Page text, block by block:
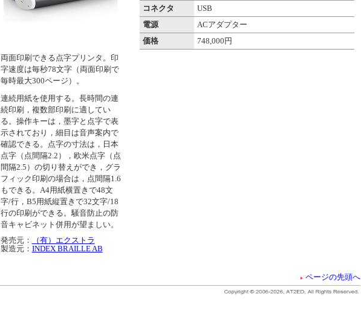
両面印刷できる点字プリンタ。印
字速度は毎秒78文字（両面印刷で
毎時最大300ページ）。
連続用紙を使用する。長時間の連
続印刷，複数部印刷に適してい
る。操作キーは，墨字と点字で表
示されており，細目は音声案内で
確認できる。点字の寸法は，日本
点字（点間隔2.2），欧米点字（点
間隔2.5）の切り替えができ，グラ
フィック印刷の場合は，点間隔1.6
もできる。A4用紙横置きで48文
字/行，B5用紙縦置きで32文字/18
行の印刷ができる。騒音防止の防
音キャビネット併用が望ましい。
発売元：
（有）エクストラ
製造元： INDEX BRAILLE AB
コネクタ
USB
電源
ACアダプター
価格
748,000円
ページの先頭へ